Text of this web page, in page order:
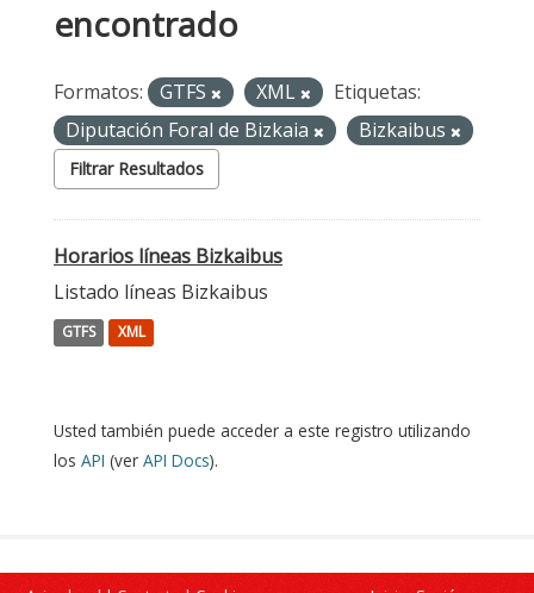
encontrado
Formatos: GTFS XML
Etiquetas:
Diputación Foral de Bizkaia
Bizkaibus
Filtrar Resultados
Horarios líneas Bizkaibus
Listado líneas Bizkaibus
GTFS XML
Usted también puede acceder a este registro utilizando
los API (ver API Docs).